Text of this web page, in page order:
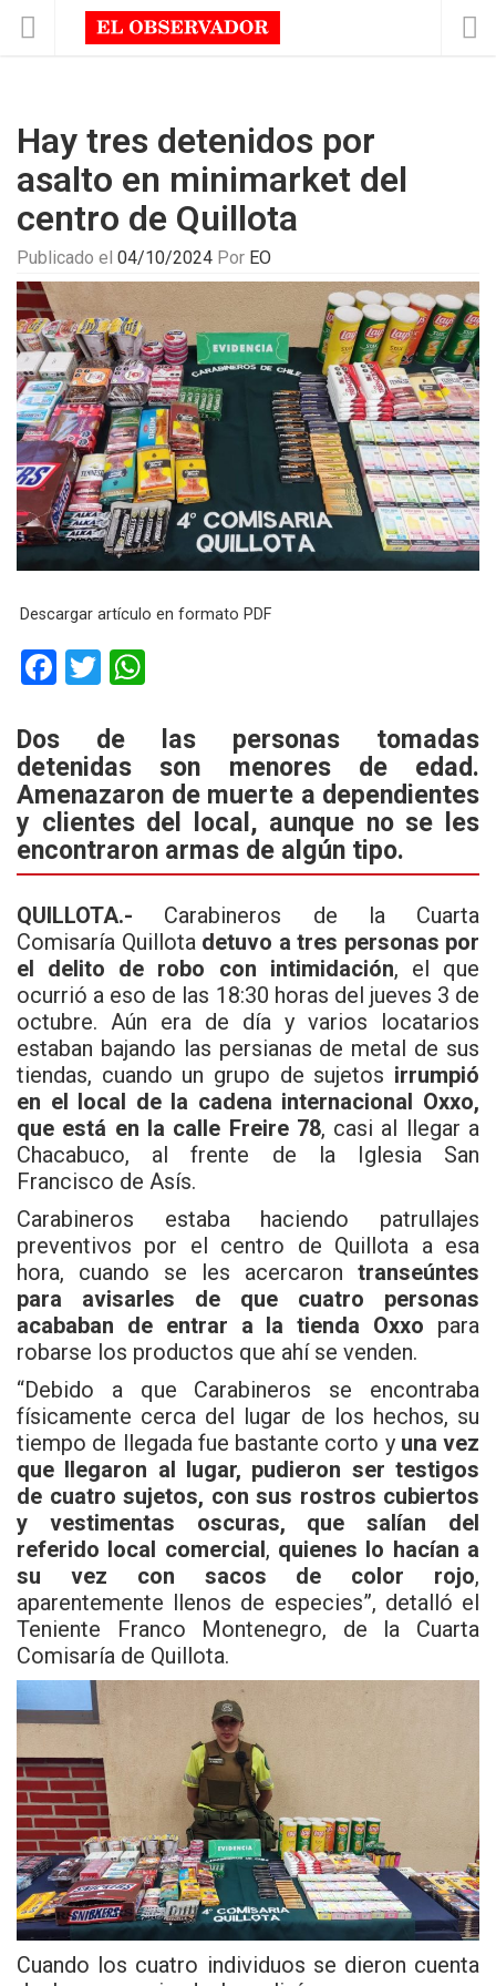
Hay tres detenidos por
asalto en minimarket del
centro de Quillota
Publicado el 04/10/2024 Por EO
Descargar artículo en formato PDF
F
ce
b
o
o
k
T
tt
er
at
s
A
p
p
Dos de las personas tomadas
detenidas son menores de edad.
Amenazaron de muerte a dependientes
y clientes del local, aunque no se les
encontraron armas de algún tipo.
QUILLOTA.- Carabineros de la Cuarta
Comisaría Quillotadetuvo a tres personas por
el delito de robo con intimidación, el que
ocurrió a eso de las 18:30 horas del jueves 3 de
octubre. Aún era de día y varios locatarios
estaban bajando las persianas de metal de sus
tiendas, cuando un grupo de sujetos irrumpió
en el local de la cadena internacional Oxxo,
que está en la calle Freire 78, casi al llegar a
Chacabuco, al frente de la Iglesia San
Francisco de Asís.
Carabineros estaba haciendo patrullajes
preventivos por el centro de Quillota a esa
hora, cuando se les acercaron transeúntes
para avisarles de que cuatro personas
acababan de entrar a la tienda Oxxo para
robarse los productos que ahí se venden.
“Debido a que Carabineros se encontraba
físicamente cerca del lugar de los hechos, su
tiempo de llegada fue bastante corto y una vez
que llegaron al lugar, pudieron ser testigos
de cuatro sujetos, con sus rostros cubiertos
y vestimentas oscuras, que salían del
referido local comercial, quienes lo hacían a
su vez con sacos de color rojo,
aparentemente llenos de especies”, detalló el
Teniente Franco Montenegro, de la Cuarta
Comisaría de Quillota.
Cuando los cuatro individuos se dieron cuenta